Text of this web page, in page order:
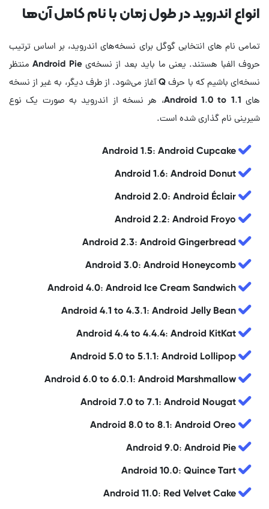
انواع اندروید در طول زمان با نام کامل آن‌ها
تمامی نام های انتخابی گوگل برای نسخه‌های اندروید، بر اساس ترتیب
حروف الفبا هستند. یعنی ما باید بعد از نسخه‌ی Android Pie منتظر
نسخه‌ای باشیم که با حرف Q آغاز می‌شود. از طرف دیگر، به غیر از نسخه
های Android 1.0 to 1.1، هر نسخه از اندروید به صورت یک نوع
شیرینی نام گذاری شده است.
Android 1.5: Android Cupcake
Android 1.6: Android Donut
Android 2.0: Android Éclair
Android 2.2: Android Froyo
Android 2.3: Android Gingerbread
Android 3.0: Android Honeycomb
Android 4.0: Android Ice Cream Sandwich
Android 4.1 to 4.3.1: Android Jelly Bean
Android 4.4 to 4.4.4: Android KitKat
Android 5.0 to 5.1.1: Android Lollipop
Android 6.0 to 6.0.1: Android Marshmallow
Android 7.0 to 7.1: Android Nougat
Android 8.0 to 8.1: Android Oreo
Android 9.0: Android Pie
Android 10.0: Quince Tart
Android 11.0: Red Velvet Cake